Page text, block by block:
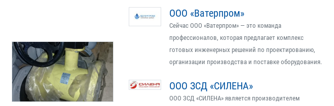
ООО «Ватерпром»
Сейчас ООО «Ватерпром» — это команда
профессионалов, которая предлагает комплекс
готовых инженерных решений по проектированию,
организации производства и поставке оборудования.
ООО ЗСД «СИЛЕНА»
ООО ЗСД «СИЛЕНА» является производителем